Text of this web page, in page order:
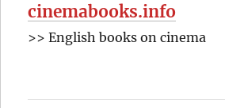
cinemabooks.info
>> English books on cinema